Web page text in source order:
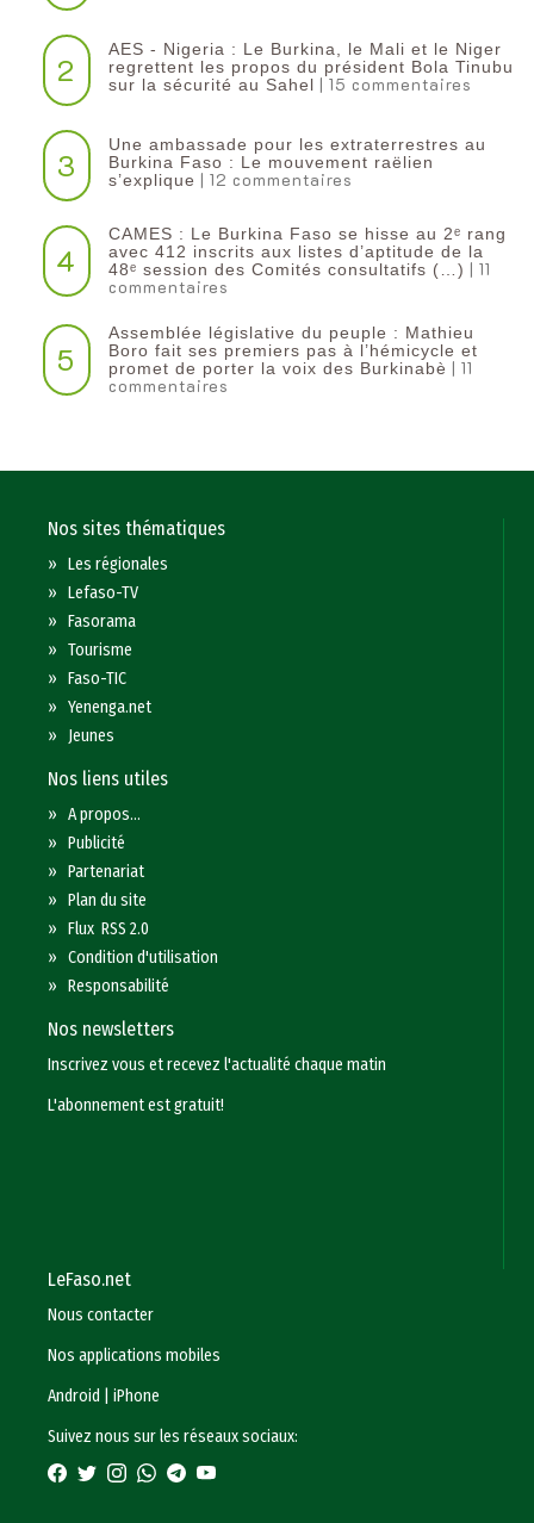
2
AES - Nigeria : Le Burkina, le Mali et le Niger
regrettent les propos du président Bola Tinubu
sur la sécurité au Sahel | 15 commentaires
3
Une ambassade pour les extraterrestres au
Burkina Faso : Le mouvement raëlien
s’explique | 12 commentaires
4
CAMES : Le Burkina Faso se hisse au 2ᵉ rang
avec 412 inscrits aux listes d’aptitude de la
48ᵉ session des Comités consultatifs (…) | 11
commentaires
5
Assemblée législative du peuple : Mathieu
Boro fait ses premiers pas à l’hémicycle et
promet de porter la voix des Burkinabè | 11
commentaires
Nos sites thématiques
»Les régionales
»Lefaso-TV
»Fasorama
»Tourisme
»Faso-TIC
»Yenenga.net
» Jeunes
Nos liens utiles
»A propos...
»Publicité
»Partenariat
»Plan du site
»Flux RSS 2.0
»Condition d'utilisation
»Responsabilité
Nos newsletters
Inscrivez vous et recevez l'actualité chaque matin
L'abonnement est gratuit!
LeFaso.net
Nous contacter
Nos applications mobiles
Android
|iPhone
Suivez nous sur les réseaux sociaux: